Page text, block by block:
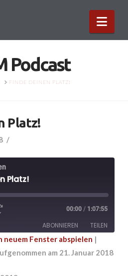
Podcast
FINDE DEINEN PLATZ!
Platz!
Platz!
00:00 / 1:07:55
ABONNIEREN TEILEN
neuem Fenster abspielen |
am 21. Januar 2018